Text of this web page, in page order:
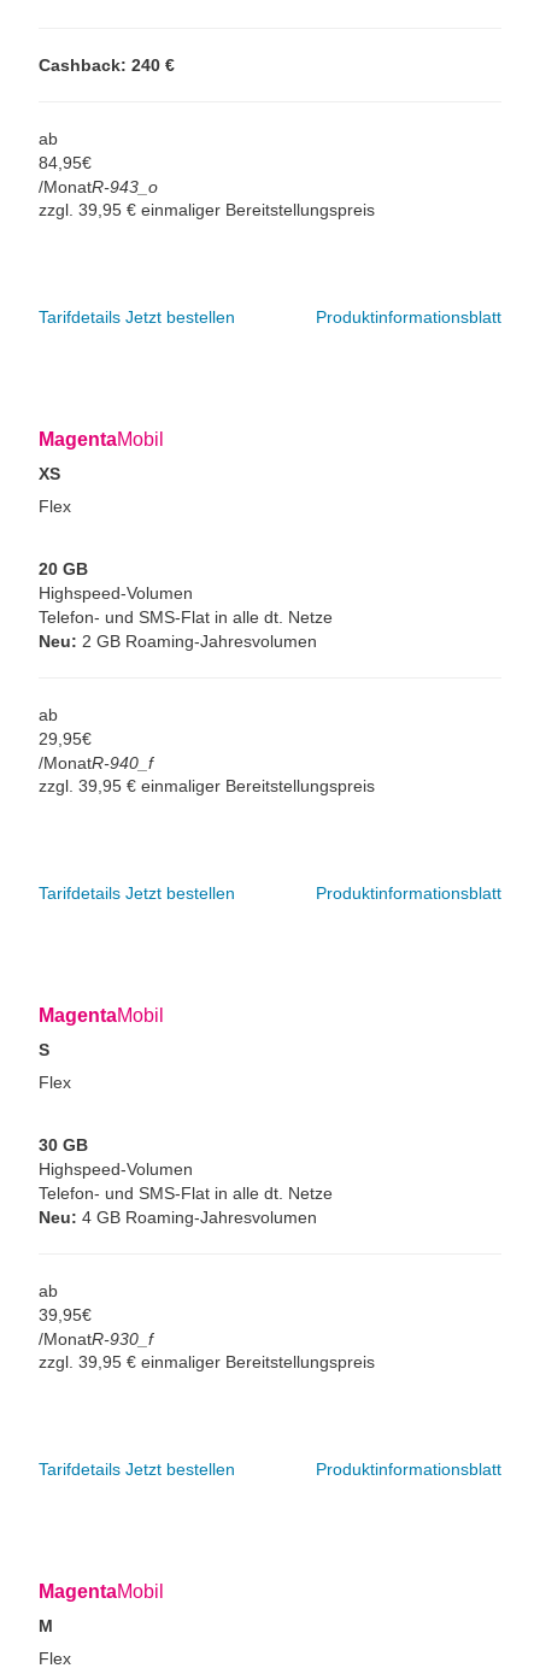
Cashback: 240 €
ab
84, 95€
/MonatR-943_o
zzgl. 39,95 € einmaliger Bereitstellungspreis
Produktinformationsblatt
Tarifdetails Jetzt bestellen
MagentaMobil
XS
Flex
20 GB
Highspeed-Volumen
Telefon- und SMS-Flat in alle dt. Netze
Neu: 2 GB Roaming-Jahresvolumen
ab
29, 95€
/MonatR-940_f
zzgl. 39,95 € einmaliger Bereitstellungspreis
Produktinformationsblatt
Tarifdetails Jetzt bestellen
MagentaMobil
S
Flex
30 GB
Highspeed-Volumen
Telefon- und SMS-Flat in alle dt. Netze
Neu: 4 GB Roaming-Jahresvolumen
ab
39, 95€
/MonatR-930_f
zzgl. 39,95 € einmaliger Bereitstellungspreis
Produktinformationsblatt
Tarifdetails Jetzt bestellen
MagentaMobil
M
Flex